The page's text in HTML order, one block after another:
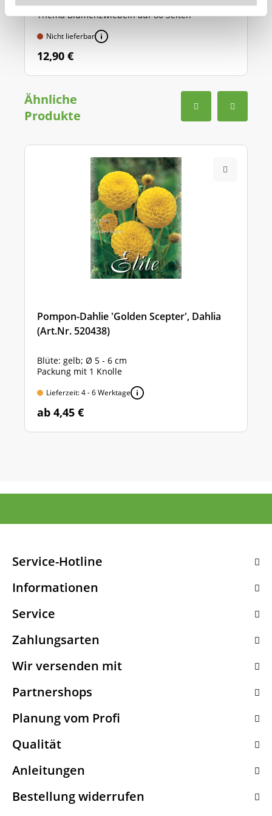
prägnant alles Wissenswerte zum
Thema Blumenzwiebeln auf80 Seiten
Nicht lieferbar
12,90 €
Ähnliche
Produkte
Pompon-Dahlie 'Golden Scepter', Dahlia
(Art.Nr. 520438)
Blüte: gelb; Ø 5 - 6 cm
Packung mit 1 Knolle
Lieferzeit: 4 - 6 Werktage
ab 4,45 €
Service-Hotline
Informationen
Service
Zahlungsarten
Wir versenden mit
Partnershops
Planung vom Profi
Qualität
Anleitungen
Bestellung widerrufen